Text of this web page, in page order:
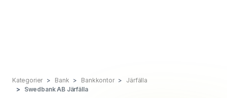
Kategorier Bank Bankkontor
Järfälla
Swedbank AB Järfälla